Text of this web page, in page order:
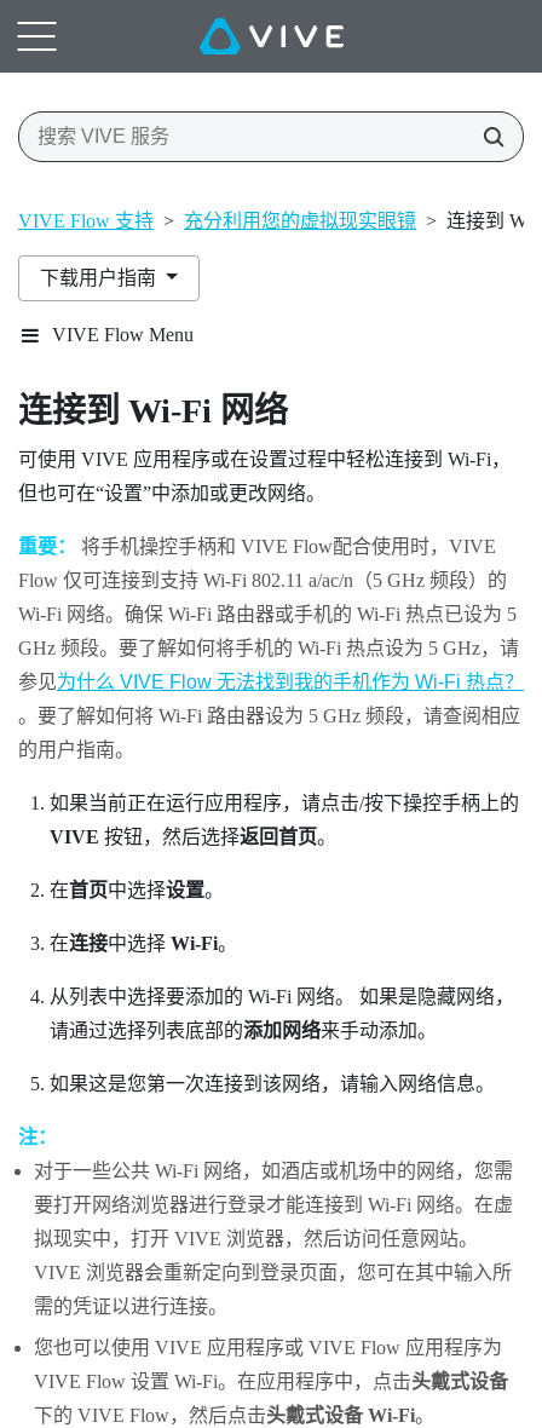
VIVE Flow 支持 > 充分利用您的虚拟现实眼镜 > 连接到 Wi‍-
下载用户指南
VIVE Flow Menu
连接到 Wi‍-Fi 网络
可使用 VIVE 应用程序或在设置过程中轻松连接到 Wi‍-Fi，
但也可在​“‍设置”中添加或更改网络。
重要： 将手机操控手柄和 VIVE Flow配合使用时， VIVE
Flow 仅可连接到支持 Wi‍-Fi 802.11 a/ac/n（5 GHz 频段）的
Wi‍-Fi 网络。确保 Wi‍-Fi 路由器或手机的 Wi‍-Fi 热点已设为 5
GHz 频段。要了解如何将手机的 Wi‍-Fi 热点设为 5 GHz，请
参见为什么 VIVE Flow 无法找到我的手机作为 Wi‍-Fi 热点？
。要了解如何将 Wi‍-Fi 路由器设为 5 GHz 频段，请查阅相应
的用户指南。
如果当前正在运行应用程序，请点击/按下操控手柄上的
VIVE 按钮，然后选择返回首页。
在首页中选择设置。
在连接中选择 Wi-Fi。
从列表中选择要添加的 Wi‍-Fi 网络。 如果是隐藏网络，
请通过选择列表底部的添加网络来手动添加。
如果这是您第一次连接到该网络，请输入网络信息。
注：
对于一些公共 Wi‍-Fi 网络，如酒店或机场中的网络，您需
要打开网络浏览器进行登录才能连接到 Wi‍-Fi 网络。在虚
拟现实中，打开 VIVE 浏览器，然后访问任意网站。
VIVE 浏览器会重新定向到登录页面，您可在其中输入所
需的凭证以进行连接。
您也可以使用 VIVE 应用程序或 VIVE Flow 应用程序为
VIVE Flow设置 Wi‍-Fi。在应用程序中，点击头戴式设备
下的 VIVE Flow，然后点击头戴式设备 Wi-Fi。